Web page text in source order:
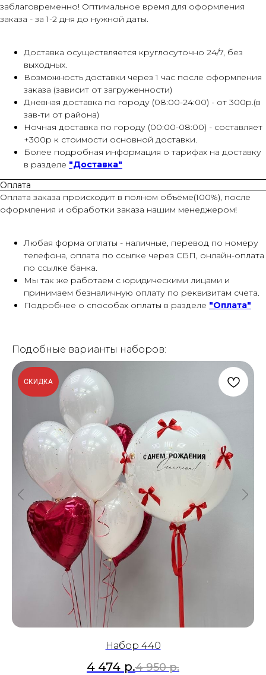
заблаговременно! Оптимальное время для оформления
заказа - за 1-2 дня до нужной даты.
Доставка осуществляется круглосуточно 24/7, без
выходных.
Возможность доставки через 1 час после оформления
заказа (зависит от загруженности)
Дневная доставка по городу (08:00-24:00) - от 300р.(в
зав-ти от района)
Ночная доставка по городу (00:00-08:00) - составляет
+300р к стоимости основной доставки.
Более подробная информация о тарифах на доставку
в разделе "Доставка"
Оплата
Оплата заказа происходит в полном объёме(100%), после
оформления и обработки заказа нашим менеджером!
Любая форма оплаты - наличные, перевод по номеру
телефона, оплата по ссылке через СБП, онлайн-оплата
по ссылке банка.
Мы так же работаем с юридическими лицами и
принимаем безналичную оплату по реквизитам счета.
Подробнее о способах оплаты в разделе "Оплата"
Подобные варианты наборов:
СКИДКА
Набор 440
4 474 р.4 950 р.